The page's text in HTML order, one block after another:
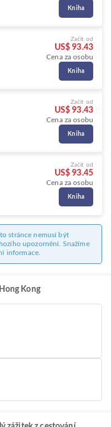
Kniha
Začít od
US$ 93.43
Cena za osobu
Kniha
Začít od
US$ 93.43
Cena za osobu
Kniha
Začít od
US$ 93.45
Cena za osobu
Kniha
stránce nemusí být
upozornění. Snažíme
informace.
Kong